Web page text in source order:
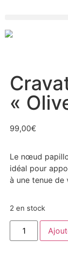
«
99,00€
Le nœud
idéal pour
à une tenue de
2 en stock